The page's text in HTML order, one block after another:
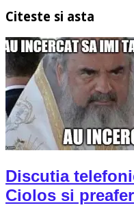
Citeste si asta
Discutia
Ciolos si